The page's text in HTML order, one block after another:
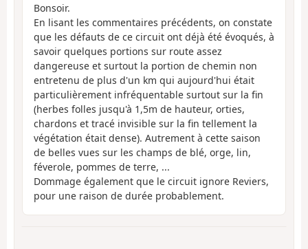
Bonsoir.
En lisant les commentaires précédents, on constate
que les défauts de ce circuit ont déjà été évoqués, à
savoir quelques portions sur route assez
dangereuse et surtout la portion de chemin non
entretenu de plus d'un km qui aujourd'hui était
particulièrement infréquentable surtout sur la fin
(herbes folles jusqu'à 1,5m de hauteur, orties,
chardons et tracé invisible sur la fin tellement la
végétation était dense). Autrement à cette saison
de belles vues sur les champs de blé, orge, lin,
féverole, pommes de terre, ...
Dommage également que le circuit ignore Reviers,
pour une raison de durée probablement.